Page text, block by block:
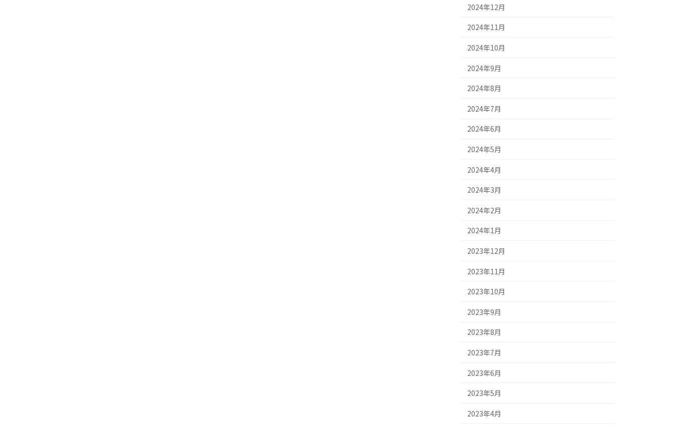
2024年12月
2024年11月
2024年10月
2024年9月
2024年8月
2024年7月
2024年6月
2024年5月
2024年4月
2024年3月
2024年2月
2024年1月
2023年12月
2023年11月
2023年10月
2023年9月
2023年8月
2023年7月
2023年6月
2023年5月
2023年4月